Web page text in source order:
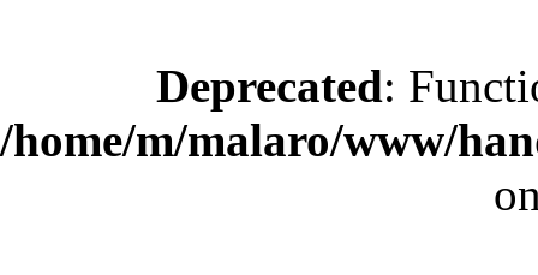
Deprecated:
/home/m/malaro/www/